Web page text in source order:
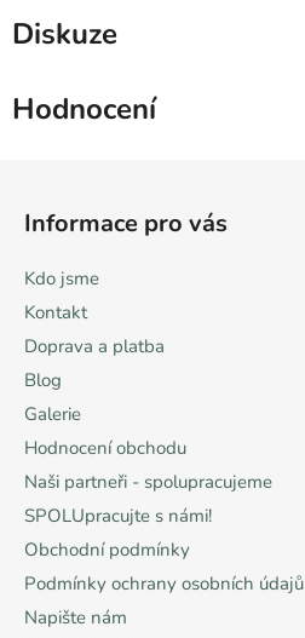
Diskuze
Hodnocení
Informace pro vás
Kdo jsme
Kontakt
Doprava a platba
Blog
Galerie
Hodnocení obchodu
Naši partneři - spolupracujeme
SPOLUpracujte s námi!
Obchodní podmínky
Podmínky ochrany osobních údajů
Napište nám